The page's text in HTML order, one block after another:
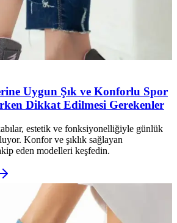
Uygun Şık ve Konforlu Spor
Dikkat Edilmesi Gerekenler
estetik ve fonksiyonelliğiyle günlük
Konfor ve şıklık sağlayan
eden modelleri keşfedin.